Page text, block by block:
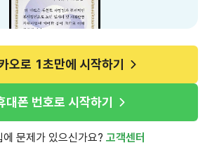
오로 1초만에 시작하기
대폰 번호로 시작하기
에 문제가 있으신가요? 고객센터